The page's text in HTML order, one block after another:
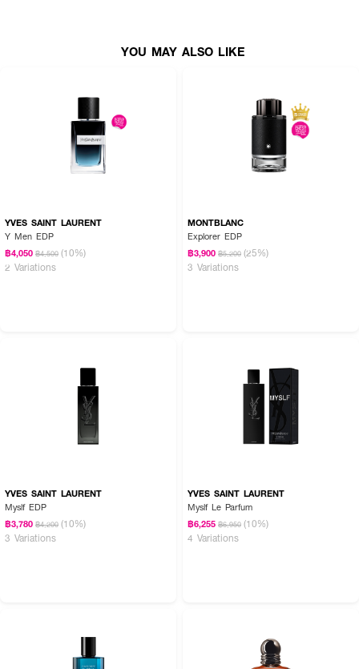
YOU MAY ALSO LIKE
YVES SAINT LAURENT
Y Men EDP
฿4,050 ฿4,500 (10%)
2 Variations
MONTBLANC
Explorer EDP
฿3,900 ฿5,200 (25%)
3 Variations
YVES SAINT LAURENT
Myslf EDP
฿3,780 ฿4,200 (10%)
3 Variations
YVES SAINT LAURENT
Myslf Le Parfum
฿6,255 ฿6,950 (10%)
4 Variations